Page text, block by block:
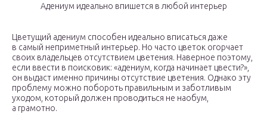
Адениум идеально впишется в любой интерьер
Цветущий адениум способен идеально вписаться даже
в самый неприметный интерьер. Но часто цветок огорчает
своих владельцев отсутствием цветения. Наверное поэтому,
если ввести в поисковик: «адениум, когда начинает цвести?»,
он выдаст именно причины отсутствие цветения. Однако эту
проблему можно побороть правильным и заботливым
уходом, который должен проводиться не наобум,
а грамотно.